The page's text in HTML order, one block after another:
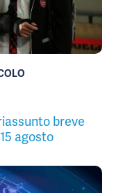
breve
agosto